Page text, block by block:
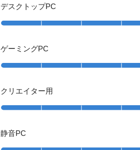
デスクトップPC
ゲーミングPC
クリエイター用
静音PC